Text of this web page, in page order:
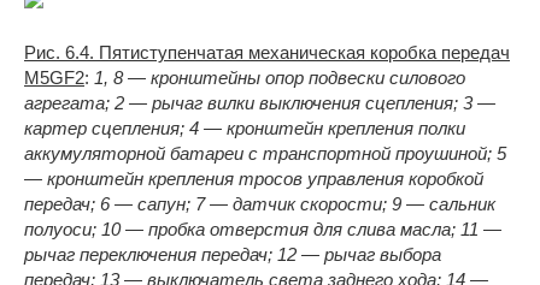
Рис. 6.4. Пятиступенчатая механическая коробка передач
M5GF2: 1, 8 — кронштейны опор подвески силового
агрегата; 2 — рычаг вилки выключения сцепления; 3 —
картер сцепления; 4 — кронштейн крепления полки
аккумуляторной батареи с транспортной проушиной; 5
— кронштейн крепления тросов управления коробкой
передач; 6 — сапун; 7 — датчик скорости; 9 — сальник
полуоси; 10 — пробка отверстия для слива масла; 11 —
рычаг переключения передач; 12 — рычаг выбора
передач; 13 — выключатель света заднего хода; 14 —